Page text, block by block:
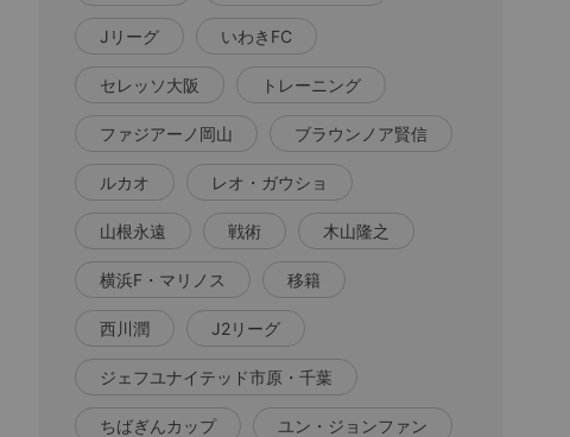
Jリーグ いわきFC
セレッソ大阪 トレーニング
ファジアーノ岡山 ブラウンノア賢信
ルカオ レオ・ガウショ
山根永遠 戦術 木山隆之
横浜F・マリノス 移籍
西川潤 J2リーグ
ジェフユナイテッド市原・千葉
ちばぎんカップ ユン・ジョンファン